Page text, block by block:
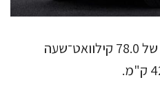
Polestar 2 מגיע עם סוללה של 78.0 קילוואט־שעה